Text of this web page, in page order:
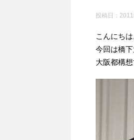
投稿日：
こんにちは
今回は橋下
大阪都構